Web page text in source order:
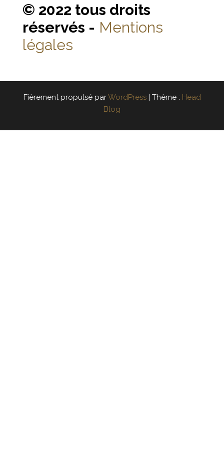
© 2022 tous droits
réservés - Mentions
légales
Fièrement propulsé parWordPress | Thème : Head
Blog